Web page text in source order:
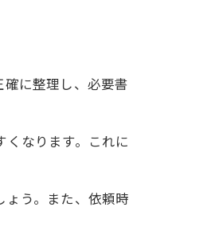
に整理し、必要書
なります。これに
う。また、依頼時